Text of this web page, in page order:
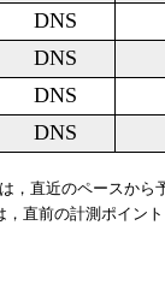
DNS
DNS
DNS
DNS
，直近のペースから
，直前の計測ポイン